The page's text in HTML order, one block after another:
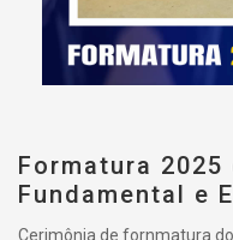
Formatura 2025
Fundamental e
Cerimônia de fornmatura